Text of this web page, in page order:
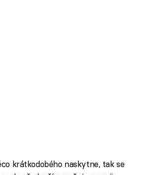
krátkodobého naskytne, tak se